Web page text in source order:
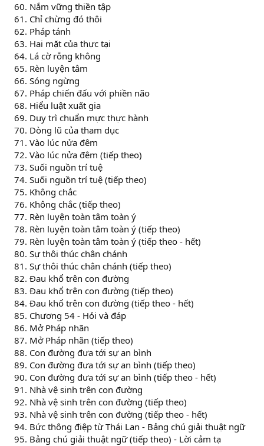
Nắm vững thiền tập
Chỉ chừng đó thôi
Pháp tánh
Hai mặt của thực tại
Lá cờ rỗng không
Rèn luyện tâm
Sóng ngừng
Pháp chiến đấu với phiền não
Hiểu luật xuất gia
Duy trì chuẩn mực thực hành
Dòng lũ của tham dục
Vào lúc nửa đêm
Vào lúc nửa đêm (tiếp theo)
Suối nguồn trí tuệ
Suối nguồn trí tuệ (tiếp theo)
Không chắc
Không chắc (tiếp theo)
Rèn luyện toàn tâm toàn ý
Rèn luyện toàn tâm toàn ý (tiếp theo)
Rèn luyện toàn tâm toàn ý (tiếp theo - hết)
Sự thôi thúc chân chánh
Sự thôi thúc chân chánh (tiếp theo)
Đau khổ trên con đường
Đau khổ trên con đường (tiếp theo)
Đau khổ trên con đường (tiếp theo - hết)
Chương 54 - Hỏi và đáp
Mở Pháp nhãn
Mở Pháp nhãn (tiếp theo)
Con đường đưa tới sự an bình
Con đường đưa tới sự an bình (tiếp theo)
Con đường đưa tới sự an bình (tiếp theo - hết)
Nhà vệ sinh trên con đường
Nhà vệ sinh trên con đường (tiếp theo)
Nhà vệ sinh trên con đường (tiếp theo - hết)
Bức thông điệp từ Thái Lan - Bảng chú giải thuật ngữ
Bảng chú giải thuật ngữ (tiếp theo) - Lời cảm tạ